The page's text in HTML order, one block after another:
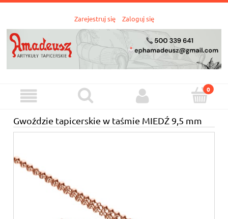
Zarejestruj się Zaloguj się
Gwoździe tapicerskie w taśmie MIEDŹ 9,5 mm